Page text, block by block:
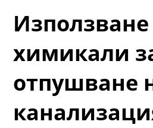
Използване
химикали
отпушване